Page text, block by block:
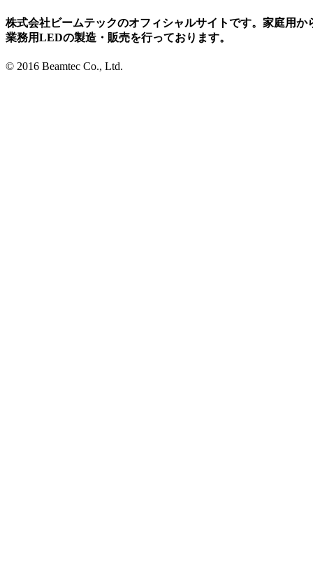
株式会社ビームテックのオフィシャルサイトです。家庭用か
業務用LEDの製造・販売を行っております。
© 2016 Beamtec Co., Ltd.